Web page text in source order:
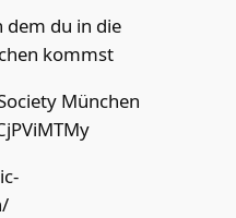
dem du in die
kommst
München